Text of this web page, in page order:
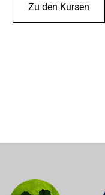
Zu den Kursen